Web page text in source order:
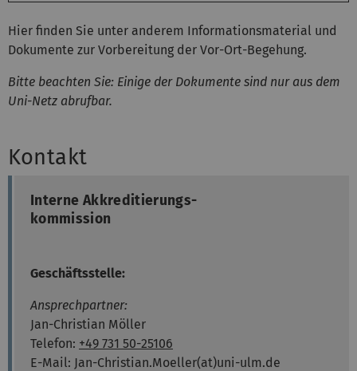
Hier finden Sie unter anderem Informationsmaterial und
Dokumente zur Vorbereitung der Vor-Ort-Begehung.
Bitte beachten Sie: Einige der Dokumente sind nur aus dem
Uni-Netz abrufbar.
Kontakt
Interne Akkreditierungs-
kommission
Geschäftsstelle:
Ansprechpartner:
Jan-Christian Möller
Telefon: +49 731 50-25106
E-Mail: Jan-Christian.Moeller(at)uni-ulm.de